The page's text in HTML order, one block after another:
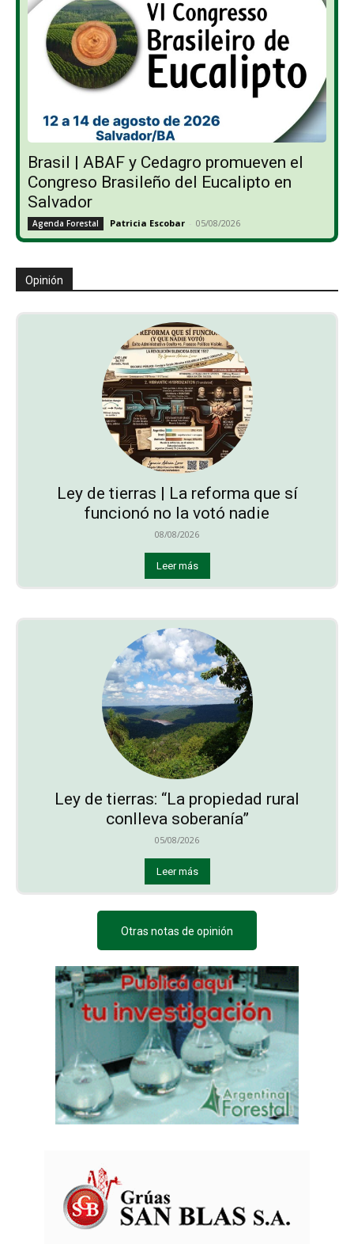
Brasil | ABAF y Cedagro promueven el
Congreso Brasileño del Eucalipto en
Salvador
Agenda Forestal Patricia Escobar - 05/08/2026
Opinión
Ley de tierras | La reforma que sí
funcionó no la votó nadie
08/08/2026
Leer más
Ley de tierras: “La propiedad rural
conlleva soberanía”
05/08/2026
Leer más
Otras notas de opinión